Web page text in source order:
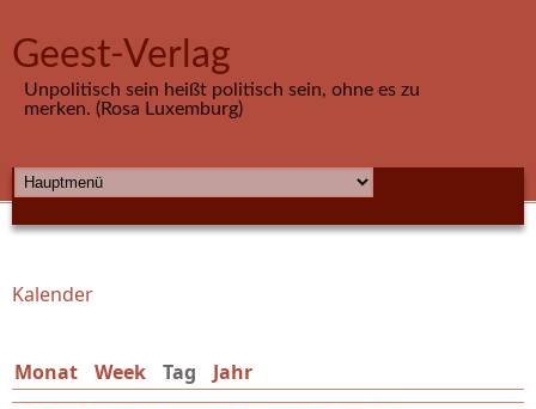
Geest-Verlag
Unpolitisch sein heißt politisch sein, ohne es zu
merken. (Rosa Luxemburg)
HAUPTMENÜ
Sie sind hier
Kalender
Monat Week Tag (aktiver Reiter)
Jahr